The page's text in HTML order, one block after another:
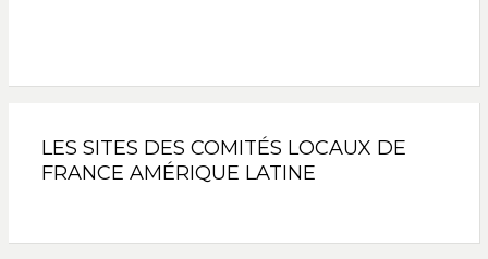
LES SITES DES COMITÉS LOCAUX DE
FRANCE AMÉRIQUE LATINE